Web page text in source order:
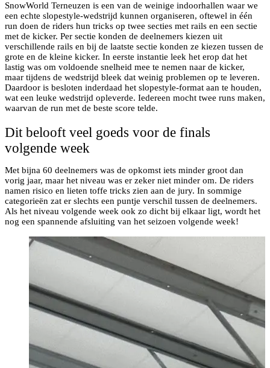
SnowWorld Terneuzen is een van de weinige indoorhallen waar we
een echte slopestyle-wedstrijd kunnen organiseren, oftewel in één
run doen de riders hun tricks op twee secties met rails en een sectie
met de kicker. Per sectie konden de deelnemers kiezen uit
verschillende rails en bij de laatste sectie konden ze kiezen tussen de
grote en de kleine kicker. In eerste instantie leek het erop dat het
lastig was om voldoende snelheid mee te nemen naar de kicker,
maar tijdens de wedstrijd bleek dat weinig problemen op te leveren.
Daardoor is besloten inderdaad het slopestyle-format aan te houden,
wat een leuke wedstrijd opleverde. Iedereen mocht twee runs maken,
waarvan de run met de beste score telde.
Dit belooft veel goeds voor de finals
volgende week
Met bijna 60 deelnemers was de opkomst iets minder groot dan
vorig jaar, maar het niveau was er zeker niet minder om. De riders
namen risico en lieten toffe tricks zien aan de jury. In sommige
categorieën zat er slechts een puntje verschil tussen de deelnemers.
Als het niveau volgende week ook zo dicht bij elkaar ligt, wordt het
nog een spannende afsluiting van het seizoen volgende week!